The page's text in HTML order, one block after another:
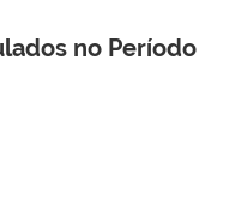
no Período